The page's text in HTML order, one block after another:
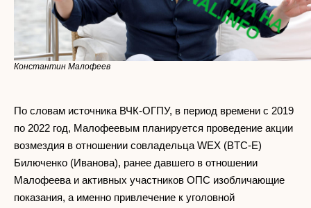
Константин Малофеев
По словам источника ВЧК-ОГПУ, в период времени с 2019
по 2022 год, Малофеевым планируется проведение акции
возмездия в отношении совладельца WEX (BTC-E)
Билюченко (Иванова), ранее давшего в отношении
Малофеева и активных участников ОПС изобличающие
показания, а именно привлечение к уголовной